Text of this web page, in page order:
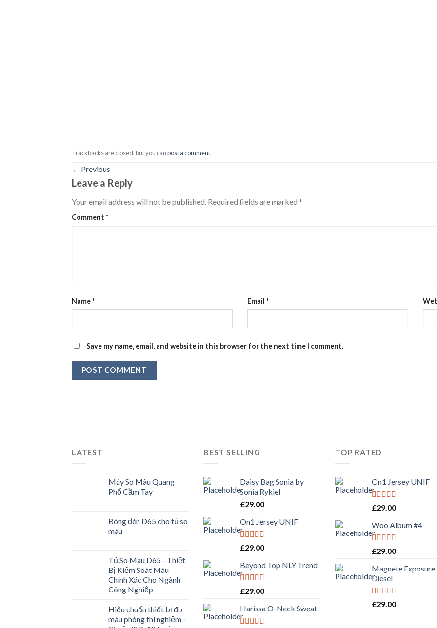
Trackbacks are closed, but you canpost a comment.
← Previous
Leave a Reply
Your email address will not be published. Required fields are marked *
Comment *
Name* Email *
Save my name, email, and website in this browser for the next time I comment.
LATEST
Máy So Màu Quang
Phổ Cầm Tay
Bóng đèn D65 cho tủ so
màu
Tủ So Màu D65 - Thiết
Bị Kiểm Soát Màu
Chính Xác Cho Ngành
Công Nghiệp
Hiệu chuẩn thiết bị đo
màu phòng thí nghiệm –
BEST SELLING
Daisy Bag Sonia by
Sonia Rykiel
£29.00
On1 Jersey UNIF
Rated5.00
£29.00
Beyond Top NLY Trend
Rated
of 5
£29.00
Harissa O-Neck Sweat
TOP RATED
On1 Jersey UNIF
Rated5.00
£29.00
Woo Album #4
Rated5.00
£29.00
Magnete Exposure
Diesel
Rated5.00
£29.00